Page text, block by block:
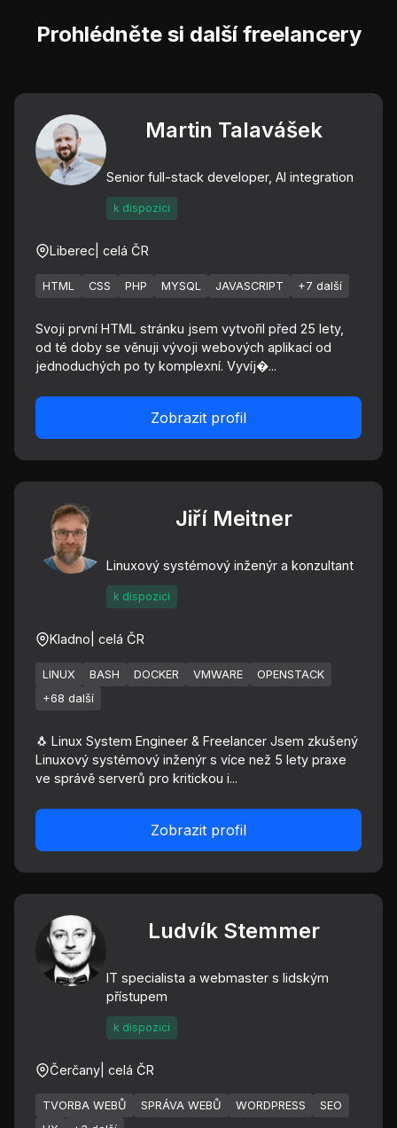
Prohlédněte si další freelancery
Martin Talavášek
Senior full-stack developer, AI integration
k dispozici
Liberec | celá ČR
HTML CSS PHP MYSQL JAVASCRIPT +7 další
Svoji první HTML stránku jsem vytvořil před 25 lety,
od té doby se věnuji vývoji webových aplikací od
jednoduchých po ty komplexní. Vyvíj�...
Zobrazit profil
Jiří Meitner
Linuxový systémový inženýr a konzultant
k dispozici
Kladno | celá ČR
LINUX BASH DOCKER VMWARE
OPENSTACK
+68 další
🐧 Linux System Engineer & Freelancer Jsem zkušený
Linuxový systémový inženýr s více než 5 lety praxe
ve správě serverů pro kritickou i...
Zobrazit profil
Ludvík Stemmer
IT specialista a webmaster s lidským
přístupem
k dispozici
Čerčany | celá ČR
TVORBA WEBŮ SPRÁVA WEBŮ WORDPRESS
SEO